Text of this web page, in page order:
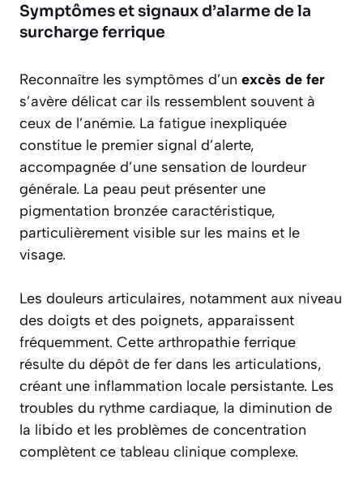
Symptômes et signaux d’alarme de la
surcharge ferrique
Reconnaître les symptômes d’un excès de fer
s’avère délicat car ils ressemblent souvent à
ceux de l’anémie. La fatigue inexpliquée
constitue le premier signal d’alerte,
accompagnée d’une sensation de lourdeur
générale. La peau peut présenter une
pigmentation bronzée caractéristique,
particulièrement visible sur les mains et le
visage.
Les douleurs articulaires, notamment aux niveau
des doigts et des poignets, apparaissent
fréquemment. Cette arthropathie ferrique
résulte du dépôt de fer dans les articulations,
créant une inflammation locale persistante. Les
troubles du rythme cardiaque, la diminution de
la libido et les problèmes de concentration
complètent ce tableau clinique complexe.